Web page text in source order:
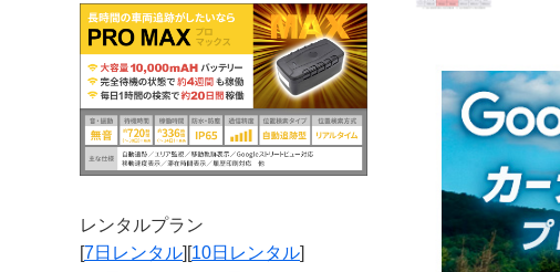
レンタルプラン
[7日レンタル][10日レンタル]